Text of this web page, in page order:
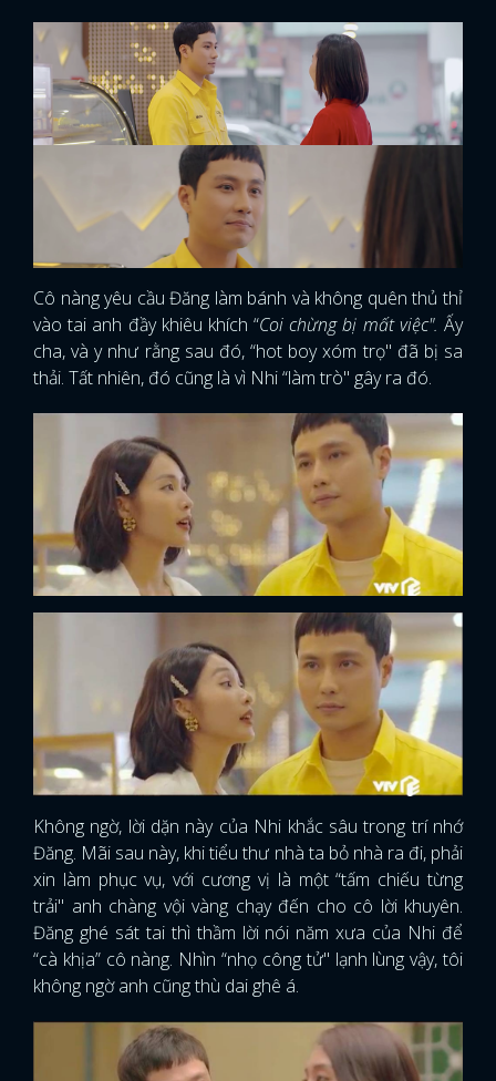
Cô nàng yêu cầu Đăng làm bánh và không quên thủ thỉ
vào tai anh đầy khiêu khích “Coi chừng bị mất việc".Ấy
cha, và y như rằng sau đó, “hot boy xóm trọ" đã bị sa
thải. Tất nhiên, đó cũng là vì Nhi “làm trò" gây ra đó.
Không ngờ, lời dặn này của Nhi khắc sâu trong trí nhớ
Đăng. Mãi sau này, khi tiểu thư nhà ta bỏ nhà ra đi, phải
xin làm phục vụ, với cương vị là một “tấm chiếu từng
trải" anh chàng vội vàng chạy đến cho cô lời khuyên.
Đăng ghé sát tai thì thầm lời nói năm xưa của Nhi để
“cà khịa” cô nàng. Nhìn “nhọ công tử" lạnh lùng vậy, tôi
không ngờ anh cũng thù dai ghê á.